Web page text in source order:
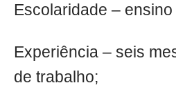
Escolaridade –
Experiência – seis
de trabalho;